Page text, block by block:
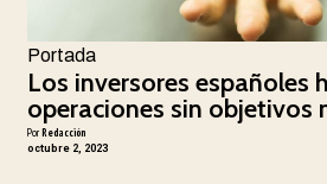
Portada
Los inversores españoles
operaciones sin objetivos
PorRedacción
octubre 2, 2023